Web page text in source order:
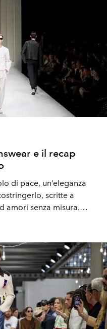
e il recap
di pace, un’eleganza
scritte a
amori senza misura.
estate 2025 tra
a sorpresa del
by Michele ci dice